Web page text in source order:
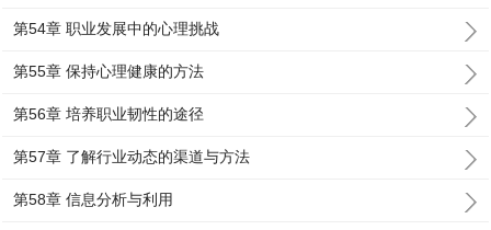
第54章 职业发展中的心理挑战
第55章 保持心理健康的方法
第56章 培养职业韧性的途径
第57章 了解行业动态的渠道与方法
第58章 信息分析与利用